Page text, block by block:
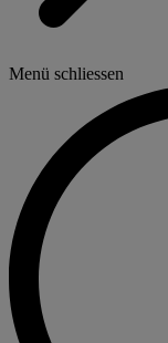
Menü schliessen